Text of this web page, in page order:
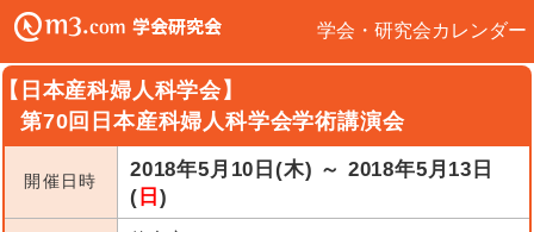
学会・研究会カレンダー
日本産科婦人科学会】
第70回日本産科婦人科学会学術講演会
開催日時
2018年5月10日(木) ～ 2018年5月13日
( 日 )